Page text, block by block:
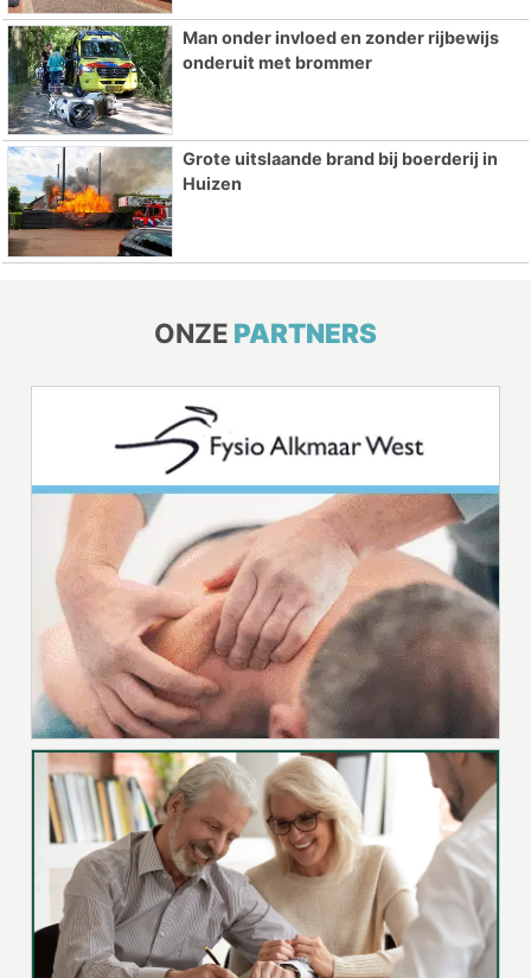
Man onder invloed en zonder rijbewijs
onderuit met brommer
Grote uitslaande brand bij boerderij in
Huizen
ONZE PARTNERS